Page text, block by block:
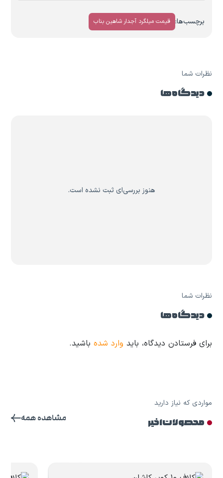
برچسب‌ها: قیمت میلگرد آجدار شاهین بناب
نظرات شما
دیدگاه ها
هنوز بررسی‌ای ثبت نشده است.
نظرات شما
دیدگاه ها
برای فرستادن دیدگاه، باید وارد شده باشید.
مواردی که نیاز دارید
محصولات اخیر مشاهده همه